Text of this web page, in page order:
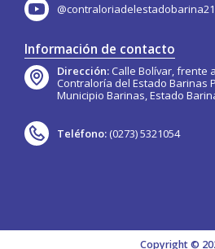
Información de contacto
Dirección: Calle Bolívar, frente
Contraloría del Estado Barinas
Municipio Barinas, Estado
Teléfono: (0273) 5321054
Copyright ©